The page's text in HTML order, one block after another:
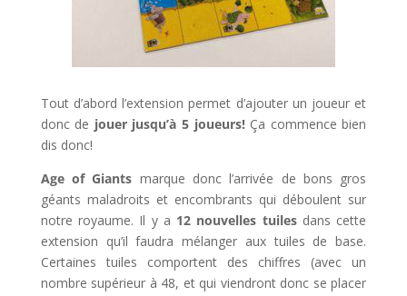
Tout d’abord l’extension permet d’ajouter un joueur et
donc de jouer jusqu’à 5 joueurs!Ça commence bien
dis donc!
Age of Giants marque donc l’arrivée de bons gros
géants maladroits et encombrants qui déboulent sur
notre royaume. Il y a 12 nouvelles tuilesdans cette
extension qu’il faudra mélanger aux tuiles de base.
Certaines tuiles comportent des chiffres (avec un
nombre supérieur à 48, et qui viendront donc se placer